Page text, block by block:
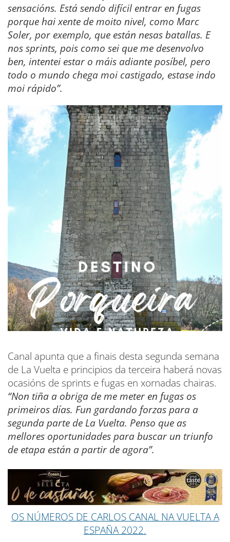
sensacións. Está sendo difícil entrar en fugas
porque hai xente de moito nivel, como Marc
Soler, por exemplo, que están nesas batallas. E
nos sprints, pois como sei que me desenvolvo
ben, intentei estar o máis adiante posíbel, pero
todo o mundo chega moi castigado, estase indo
moi rápido”.
Canal apunta que a finais desta segunda semana
de La Vuelta e principios da terceira haberá novas
ocasións de sprints e fugas en xornadas chairas.
“Non tiña a obriga de me meter en fugas os
primeiros días. Fun gardando forzas para a
segunda parte de La Vuelta. Penso que as
mellores oportunidades para buscar un triunfo
de etapa están a partir de agora”.
OS NÚMEROS DE CARLOS CANAL NA VUELTA A
ESPAÑA 2022.